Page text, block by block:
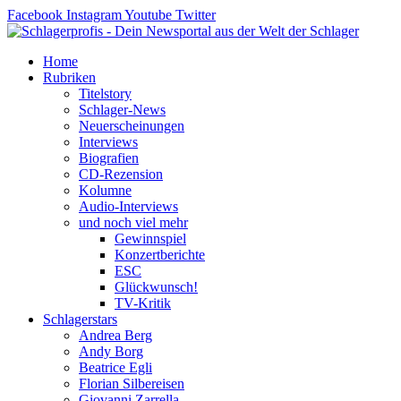
Zum
Inhalt
Facebook InstagramYoutube Twitter
Home
Rubriken
Titelstory
Schlager-News
Neuerscheinungen
Interviews
Biografien
CD-Rezension
Kolumne
Audio-Interviews
und noch viel mehr
Gewinnspiel
Konzertberichte
ESC
Glückwunsch!
TV-Kritik
Schlagerstars
Andrea Berg
Andy Borg
Beatrice Egli
Florian Silbereisen